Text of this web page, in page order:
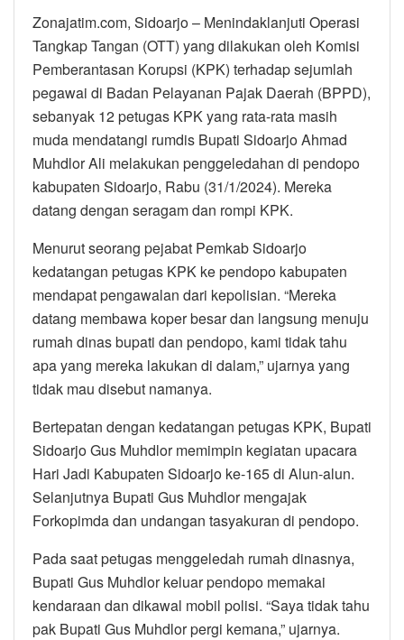
Zonajatim.com, Sidoarjo – Menindaklanjuti Operasi
Tangkap Tangan (OTT) yang dilakukan oleh Komisi
Pemberantasan Korupsi (KPK) terhadap sejumlah
pegawai di Badan Pelayanan Pajak Daerah (BPPD),
sebanyak 12 petugas KPK yang rata-rata masih
muda mendatangi rumdis Bupati Sidoarjo Ahmad
Muhdlor Ali melakukan penggeledahan di pendopo
kabupaten Sidoarjo, Rabu (31/1/2024). Mereka
datang dengan seragam dan rompi KPK.
Menurut seorang pejabat Pemkab Sidoarjo
kedatangan petugas KPK ke pendopo kabupaten
mendapat pengawalan dari kepolisian. “Mereka
datang membawa koper besar dan langsung menuju
rumah dinas bupati dan pendopo, kami tidak tahu
apa yang mereka lakukan di dalam,” ujarnya yang
tidak mau disebut namanya.
Bertepatan dengan kedatangan petugas KPK, Bupati
Sidoarjo Gus Muhdlor memimpin kegiatan upacara
Hari Jadi Kabupaten Sidoarjo ke-165 di Alun-alun.
Selanjutnya Bupati Gus Muhdlor mengajak
Forkopimda dan undangan tasyakuran di pendopo.
Pada saat petugas menggeledah rumah dinasnya,
Bupati Gus Muhdlor keluar pendopo memakai
kendaraan dan dikawal mobil polisi. “Saya tidak tahu
pak Bupati Gus Muhdlor pergi kemana,” ujarnya.